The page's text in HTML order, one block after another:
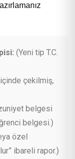
(Yeni tip T.C.
çekilmiş,
belgesi
belgesi.)
özel
ibareli rapor.)